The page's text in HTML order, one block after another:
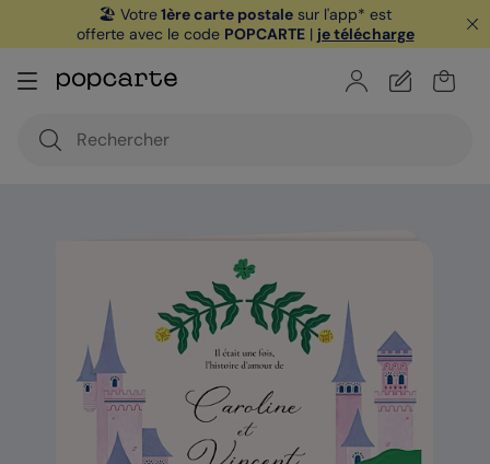
🏖️ Votre1ère carte postale sur l'app* est
offerte avec le code POPCARTE| je télécharge